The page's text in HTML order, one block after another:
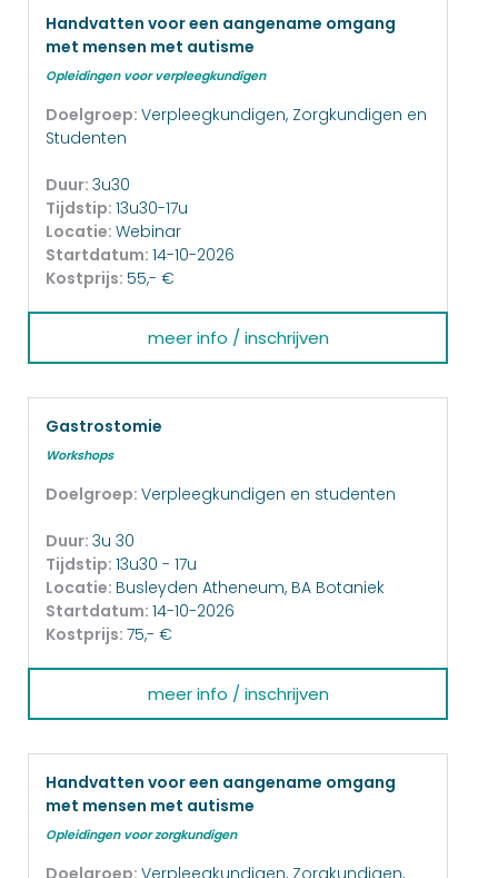
Handvatten voor een aangename omgang
met mensen met autisme
Opleidingen voor verpleegkundigen
Doelgroep: Verpleegkundigen, Zorgkundigen en
Studenten
Duur: 3u30
Tijdstip: 13u30-17u
Locatie: Webinar
Startdatum: 14-10-2026
Kostprijs: 55,- €
meer info / inschrijven
Gastrostomie
Workshops
Doelgroep: Verpleegkundigen en studenten
Duur: 3u 30
Tijdstip: 13u30 - 17u
Locatie: Busleyden Atheneum, BA Botaniek
Startdatum: 14-10-2026
Kostprijs: 75,- €
meer info / inschrijven
Handvatten voor een aangename omgang
met mensen met autisme
Opleidingen voor zorgkundigen
Doelgroep: Verpleegkundigen, Zorgkundigen,